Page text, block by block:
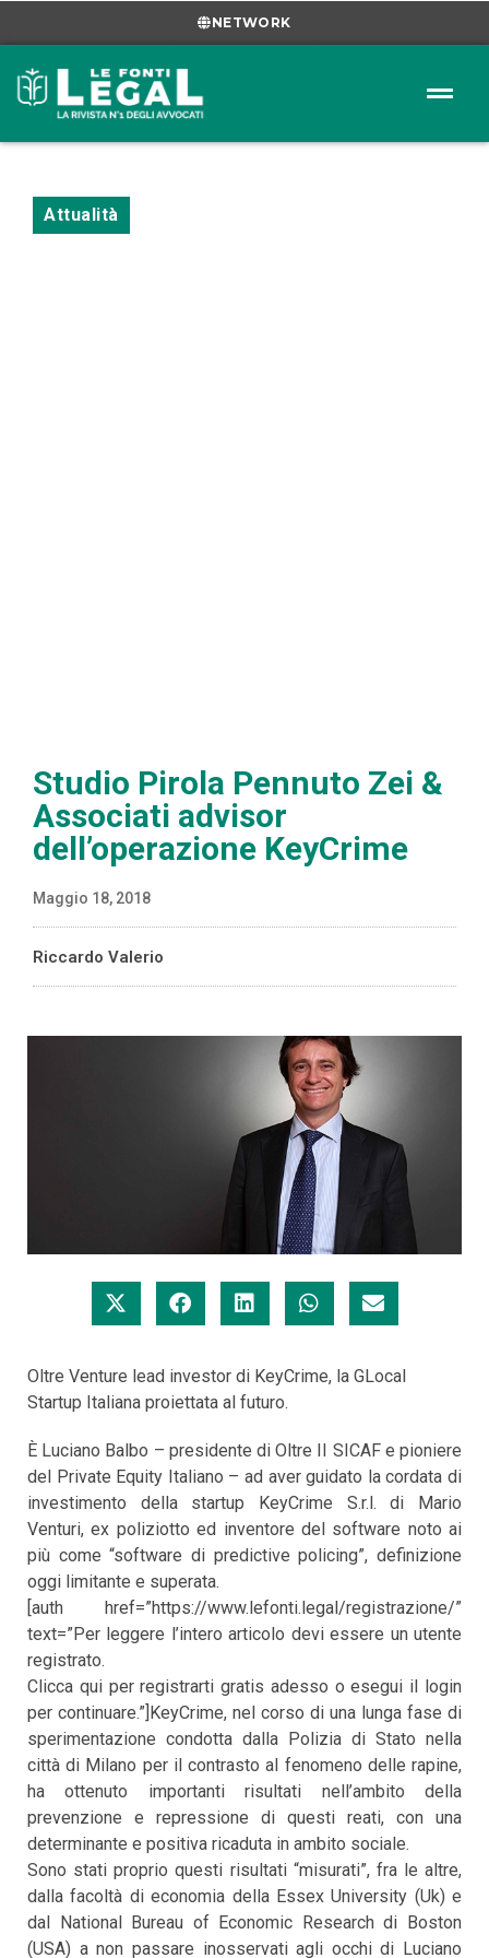
NETWORK
Attualità
Studio Pirola Pennuto Zei &
Associati advisor
dell’operazione KeyCrime
Maggio 18, 2018
Riccardo Valerio
Oltre Venture lead investor di KeyCrime, la GLocal
Startup Italiana proiettata al futuro.
È Luciano Balbo – presidente di Oltre II SICAF e pioniere
del Private Equity Italiano – ad aver guidato la cordata di
investimento della startup KeyCrime S.r.l. di Mario
Venturi, ex poliziotto ed inventore del software noto ai
più come “software di predictive policing”, definizione
oggi limitante e superata.
[auth href=”https://www.lefonti.legal/registrazione/”
text=”Per leggere l’intero articolo devi essere un utente
registrato.
Clicca qui per registrarti gratis adesso o esegui il login
per continuare.”]KeyCrime, nel corso di una lunga fase di
sperimentazione condotta dalla Polizia di Stato nella
città di Milano per il contrasto al fenomeno delle rapine,
ha ottenuto importanti risultati nell’ambito della
prevenzione e repressione di questi reati, con una
determinante e positiva ricaduta in ambito sociale.
Sono stati proprio questi risultati “misurati”, fra le altre,
dalla facoltà di economia della Essex University (Uk) e
dal National Bureau of Economic Research di Boston
(USA) a non passare inosservati agli occhi di Luciano